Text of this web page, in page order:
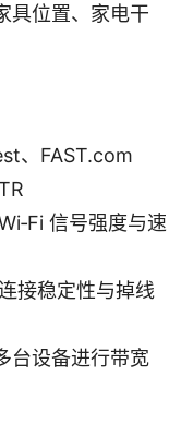
具位置、家电干
、FAST.com
信号强度与速
接稳定性与掉线
台设备进行带宽